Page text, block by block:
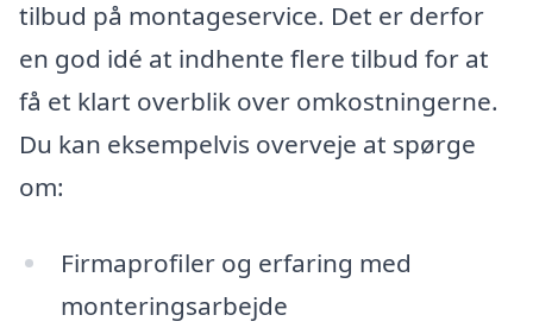
tilbud på montageservice. Det er derfor
en god idé at indhente flere tilbud for at
få et klart overblik over omkostningerne.
Du kan eksempelvis overveje at spørge
om:
Firmaprofiler og erfaring med
monteringsarbejde